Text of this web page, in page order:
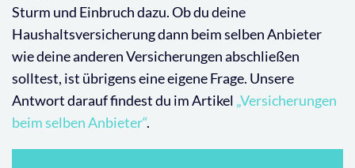
Sturm und Einbruch dazu. Ob du deine
Haushaltsversicherung dann beim selben Anbieter
wie deine anderen Versicherungen abschließen
solltest, ist übrigens eine eigene Frage. Unsere
Antwort darauf findest du im Artikel „Versicherungen
beim selben Anbieter“.